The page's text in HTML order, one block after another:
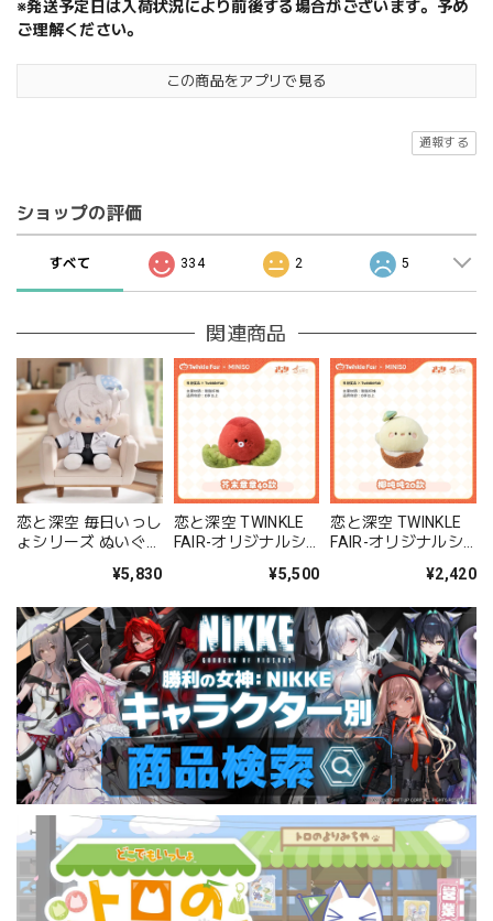
※発送予定日は入荷状況により前後する場合がございます。予め
ご理解ください。
この商品をアプリで見る
通報する
ショップの評価
すべて 334 2 5
関連商品
恋と深空 毎日いっし
ょシリーズ ぬいぐる
¥5,830
恋と深空 TWINKLE
FAIR-オリジナルシ
さびタコ 40タイプ
¥5,500
恋と深空 TWINKLE
FAIR-オリジナルシ
くごくココナッツ
¥2,420